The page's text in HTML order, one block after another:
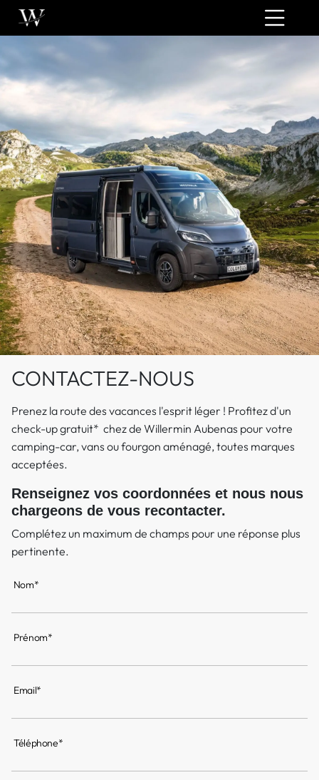
CONTACTEZ-NOUS
Prenez la route des vacances l'esprit léger ! Profitez d'un
check-up gratuit* chez de Willermin Aubenas pour votre
camping-car, vans ou fourgon aménagé, toutes marques
acceptées.
Renseignez vos coordonnées et nous nous
chargeons de vous recontacter.
Complétez un maximum de champs pour une réponse plus
pertinente.
Nom*
Prénom*
Email*
Téléphone*